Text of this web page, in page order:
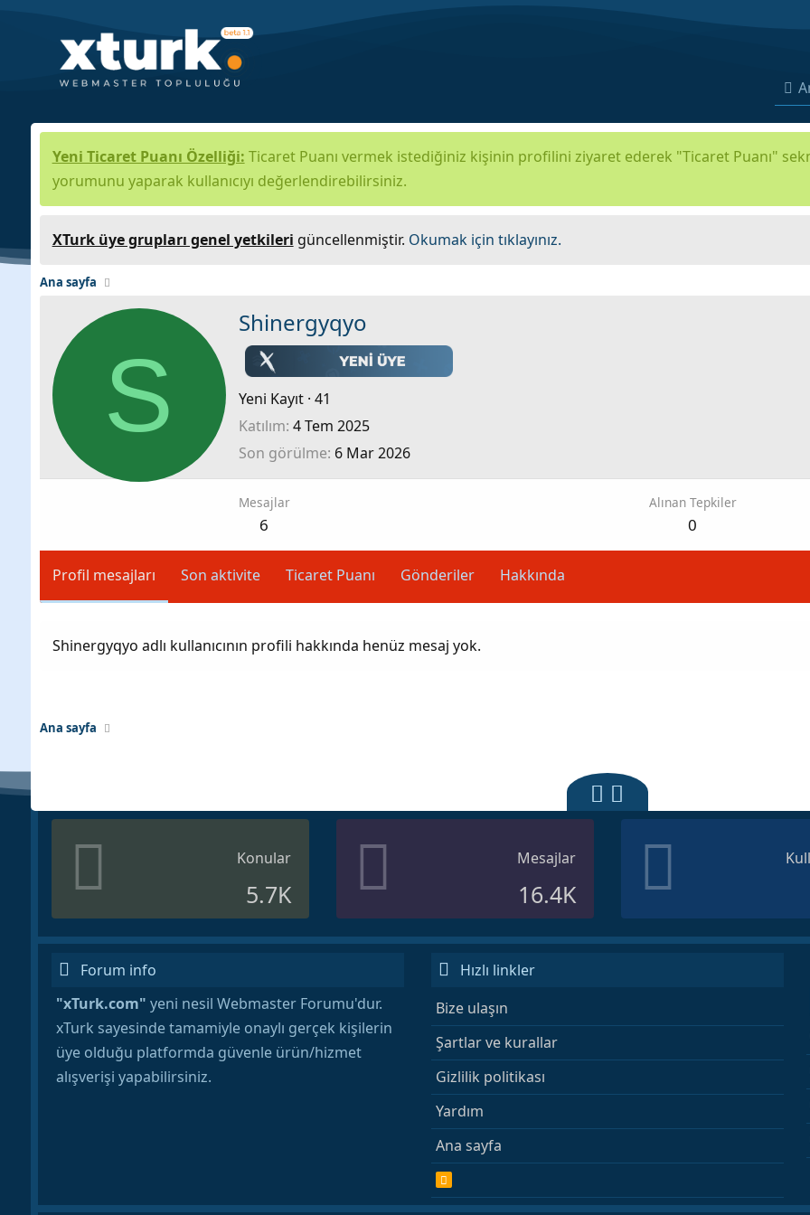
Yeni Ticaret Puanı Özelliği: Ticaret Puanı vermek istediğiniz kişinin profilini ziyaret ederek "Ticaret Puanı"
yorumunu yaparak kullanıcıyı değerlendirebilirsiniz.
XTurk üye grupları genel yetkileri güncellenmiştir. Okumak için tıklayınız.
Ana sayfa
S
Shinergyqyo
Yeni Kayıt · 41
Katılım 4 Tem 2025
Son görülme 6 Mar 2026
Mesajlar
6
Alınan Tepkiler
0
Profil mesajları Son aktivite Ticaret Puanı Gönderiler Hakkında
Shinergyqyo adlı kullanıcının profili hakkında henüz mesaj yok.
Ana sayfa
Konular
5.7K
Mesajlar
16.4K
Forum info
"xTurk.com" yeni nesil Webmaster Forumu'dur.
xTurk sayesinde tamamiyle onaylı gerçek kişilerin
üye olduğu platformda güvenle ürün/hizmet
alışverişi yapabilirsiniz.
Hızlı linkler
Bize ulaşın
Şartlar ve kurallar
Gizlilik politikası
Yardım
Ana sayfa
R
S
S